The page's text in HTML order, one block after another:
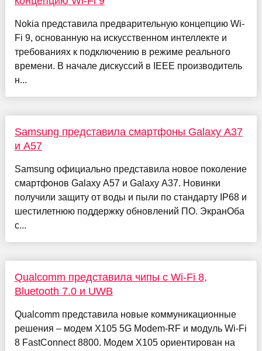
Nokia представила предварительную концепцию Wi-
Fi 9, основанную на искусственном интеллекте и
требованиях к подключению в режиме реального
времени. В начале дискуссий в IEEE производитель
н...
Samsung представила смартфоны Galaxy A37
и A57
Samsung официально представила новое поколение
смартфонов Galaxy A57 и Galaxy A37. Новинки
получили защиту от воды и пыли по стандарту IP68 и
шестилетнюю поддержку обновлений ПО. ЭкранОба
с...
Qualcomm представила чипы с Wi-Fi 8,
Bluetooth 7.0 и UWB
Qualcomm представила новые коммуникационные
решения – модем X105 5G Modem-RF и модуль Wi-Fi
8 FastConnect 8800. Модем X105 ориентирован на